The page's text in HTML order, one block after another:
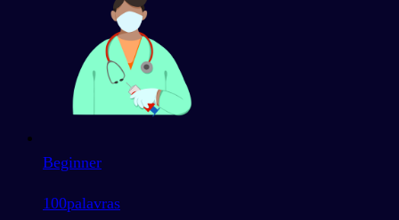
Beginner
100palavras